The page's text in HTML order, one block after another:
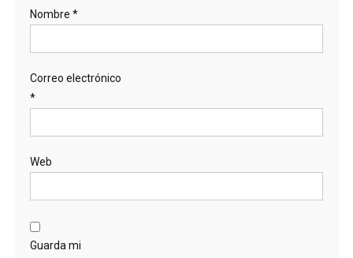
Nombre *
Correo electrónico
*
Web
Guarda mi